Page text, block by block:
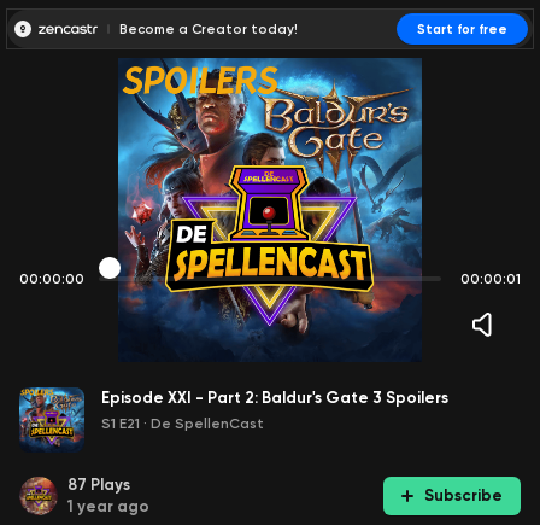
Become a Creator today! Start for free
00:00:00 00:00:01
Episode XXI - Part 2: Baldur's Gate 3 Spoilers
S1 E21 · De SpellenCast
87 Plays
1 year ago
Subscribe